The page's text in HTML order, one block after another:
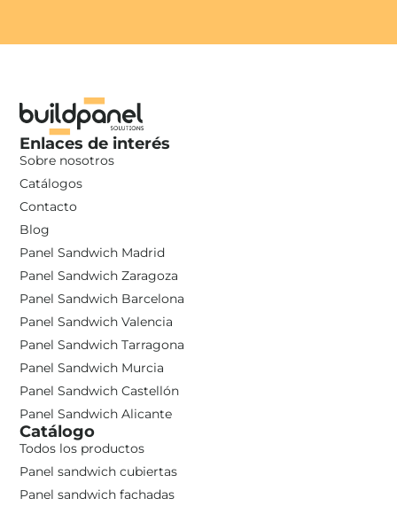
Enlaces de interés
Sobre nosotros
Catálogos
Contacto
Blog
Panel Sandwich Madrid
Panel Sandwich Zaragoza
Panel Sandwich Barcelona
Panel Sandwich Valencia
Panel Sandwich Tarragona
Panel Sandwich Murcia
Panel Sandwich Castellón
Panel Sandwich Alicante
Catálogo
Todos los productos
Panel sandwich cubiertas
Panel sandwich fachadas